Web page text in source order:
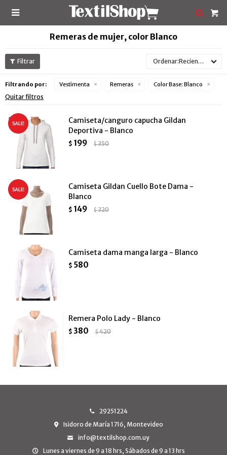

Remeras de mujer, color Blanco
Recientes
Filtrando por: Vestimenta Remeras Color Base: Blanco
Quitar filtros
Camiseta/canguro capucha Gildan
Deportiva - Blanco
$ 199 $350
Camiseta Gildan Cuello Bote Dama -
Blanco
$ 149 $320
Camiseta dama manga larga - Blanco
$ 580
Remera Polo Lady - Blanco
$ 380 $420
29251224
Isidoro de María 1716, Montevideo
info@textilshop.com.uy
Lunes a viernes de 9 a 18 hrs, Sábados de 9 a 13 hrs